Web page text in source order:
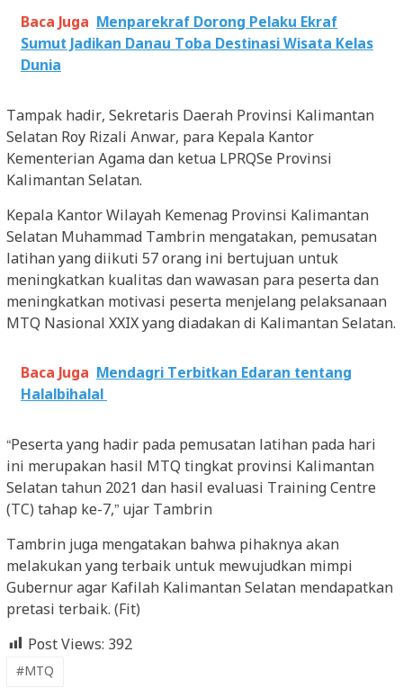
Baca Juga Menparekraf Dorong Pelaku Ekraf
Sumut Jadikan Danau Toba Destinasi Wisata Kelas
Dunia
Tampak hadir, Sekretaris Daerah Provinsi Kalimantan
Selatan Roy Rizali Anwar, para Kepala Kantor
Kementerian Agama dan ketua LPRQSe Provinsi
Kalimantan Selatan.
Kepala Kantor Wilayah Kemenag Provinsi Kalimantan
Selatan Muhammad Tambrin mengatakan, pemusatan
latihan yang diikuti 57 orang ini bertujuan untuk
meningkatkan kualitas dan wawasan para peserta dan
meningkatkan motivasi peserta menjelang pelaksanaan
MTQ Nasional XXIX yang diadakan di Kalimantan Selatan.
Baca Juga Mendagri Terbitkan Edaran tentang
Halalbihalal
“Peserta yang hadir pada pemusatan latihan pada hari
ini merupakan hasil MTQ tingkat provinsi Kalimantan
Selatan tahun 2021 dan hasil evaluasi Training Centre
(TC) tahap ke-7,” ujar Tambrin
Tambrin juga mengatakan bahwa pihaknya akan
melakukan yang terbaik untuk mewujudkan mimpi
Gubernur agar Kafilah Kalimantan Selatan mendapatkan
pretasi terbaik. (Fit)
Post Views: 392
#MTQ